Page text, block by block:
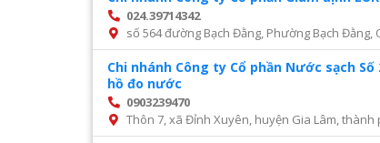
024.39714342
số 564 đường Bạch Đằng, Phường Bạch Đằng,
Chi nhánh Công ty Cổ phần Nước sạch
hồ đo nước
0903239470
Thôn 7, xã Đỉnh Xuyên, huyện Gia Lâm, thành